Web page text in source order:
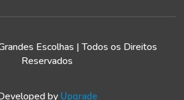
Escolhas | Todos os Direitos
Reservados
by Upgrade